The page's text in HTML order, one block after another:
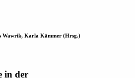
Wawrik, Karla Kämmer (Hrsg.)
in der